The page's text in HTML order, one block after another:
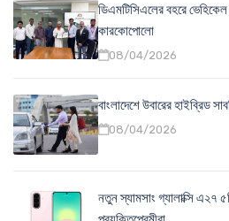
ডিএমটিসিএলের বহরে
কারকোপোলো
08/04/2026
বাংলাদেশে উবারের হাইব্রিড
08/04/2026
নতুন স্যামসাং গ্যালাক্সি এ২৭